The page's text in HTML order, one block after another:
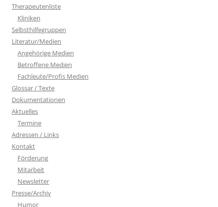
Therapeutenliste
Kliniken
Selbsthilfegruppen
Literatur/Medien
Angehörige Medien
Betroffene Medien
Fachleute/Profis Medien
Glossar / Texte
Dokumentationen
Aktuelles
Termine
Adressen / Links
Kontakt
Förderung
Mitarbeit
Newsletter
Presse/Archiv
Humor